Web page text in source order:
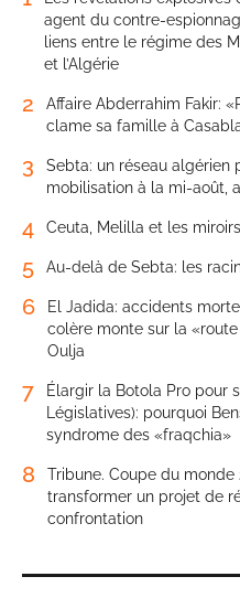
agent du contre-
liens entre le régime des
et l’Algérie
2
Affaire Abderrahim Fakir:
clame sa famille à
3
Sebta: un réseau algérien
mobilisation à la mi-août,
4 Ceuta, Melilla et les
5 Au-delà de Sebta: les
6
El Jadida: accidents
colère monte sur la
Oulja
7
Élargir la Botola Pro pour
Législatives): pourquoi
syndrome des «fraqchia»
8
Tribune. Coupe du
transformer un projet de
confrontation